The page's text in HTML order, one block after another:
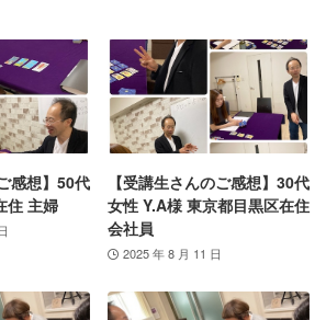
感想】50代
主婦
【受講生さんのご感想】30代
女性 Y.A様 東京都目黒区在住
会社員
2025 年 8 月 11 日